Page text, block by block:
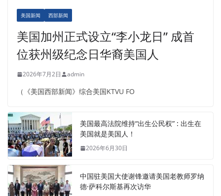
美国新闻 西部新闻
美国加州正式设立“李小龙日” 成首
位获州级纪念日华裔美国人
2026年7月2日 admin
（《美国西部新闻》综合美国KTVU FO
美国最高法院维持“出生公民权” : 出生在
美国就是美国人！
2026年6月30日
中国驻美国大使谢锋邀请美国老教师罗纳
德·萨科尔斯基再次访华